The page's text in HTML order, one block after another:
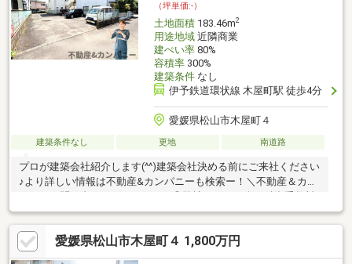
（坪単価:-）
土地面積183.46m2
用途地域近隣商業
建ぺい率80%
容積率300%
建築条件なし
伊予鉄道環状線 木屋町駅 徒歩4分
愛媛県松山市木屋町４
建築条件なし 更地 南道路
プロが建築会社紹介します(^^)建築会社決める前にご来社ください
♪より詳しい情報は不動産&カンパニーも検索ー！＼不動産＆カン
が半額になる銀行有！◎簡易ホームインスペクションします！◎
追加工事の提案と価格に自信があります！◎金額的に最小限で済
む買い方教えます！◎他社掲載の物件も含んでご案内ツアー可
能！物件を比較できます！◎楽しい！ってよく言われます(^^)/弊
愛媛県松山市木屋町４ 1,800万円